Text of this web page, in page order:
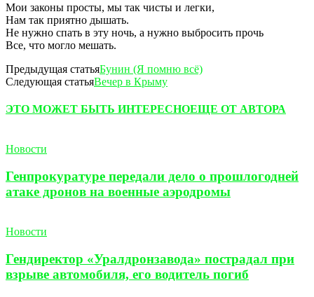
Мои законы просты, мы так чисты и легки,
Нам так приятно дышать.
Не нужно спать в эту ночь, а нужно выбросить прочь
Все, что могло мешать.
Предыдущая статьяБунин (Я помню всё)
Следующая статьяВечер в Крыму
ЭТО МОЖЕТ БЫТЬ ИНТЕРЕСНОЕЩЕ ОТ АВТОРА
Новости
Генпрокуратуре передали дело о прошлогодней
атаке дронов на военные аэродромы
Новости
Гендиректор «Уралдронзавода» пострадал при
взрыве автомобиля, его водитель погиб